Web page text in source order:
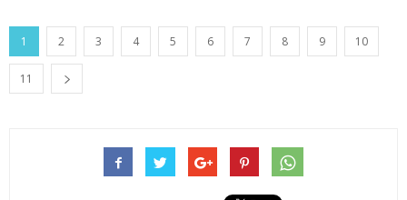
1 2 3 4 5 6 7 8 9 10
11